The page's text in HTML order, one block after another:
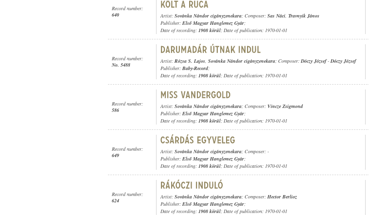
Record number:
640
Artist: Sovánka Nándor cigányzenekara; Composer: Sas Náci, Travnyik János
Publisher: Első Magyar Hanglemez Gyár;
Date of recording: 1908 körül; Date of publication: 1970-01-01
Record number:
No. 5488
Artist: Rózsa S. Lajos, Sovánka Nándor cigányzenekara; Composer:Dóczy József-Dóczy József
Publisher: Baby-Record;
Date of recording: 1908 körül; Date of publication: 1970-01-01
Record number:
586
Artist: Sovánka Nándor cigányzenekara; Composer: Vincze Zsigmond
Publisher: Első Magyar Hanglemez Gyár;
Date of recording: 1908 körül; Date of publication: 1970-01-01
Record number:
649
Artist: Sovánka Nándor cigányzenekara; Composer: -
Publisher: Első Magyar Hanglemez Gyár;
Date of recording: 1908 körül; Date of publication: 1970-01-01
Record number:
624
Artist: Sovánka Nándor cigányzenekara; Composer: Hector Berlioz
Publisher: Első Magyar Hanglemez Gyár;
Date of recording: 1908 körül; Date of publication: 1970-01-01